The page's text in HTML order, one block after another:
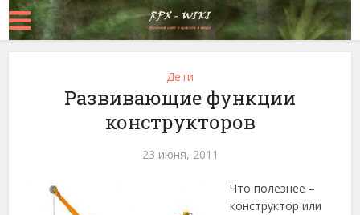
Дети
Развивающие функции
конструкторов
23 июня, 2011
Что полезнее –
конструктор или